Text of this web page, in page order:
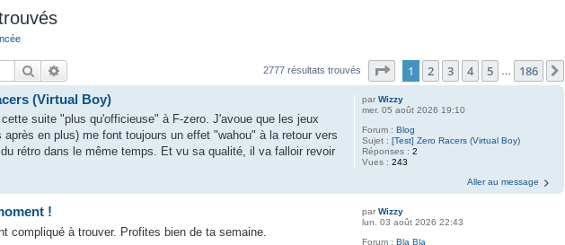
Rechercher 2777 résultats trouvés Page sur186
1 2 3 4 5 186
parWizzy
mer. 05 août 2026 19:10
Forum :Blog
Sujet :[Test] Zero Racers (Virtual Boy)
Réponses :2
Vues :243
(Virtual Boy)
suite "plus qu'officieuse" à F-zero. J'avoue que les jeux
après en plus) me font toujours un effet "wahou" à la retour vers
rétro dans le même temps. Et vu sa qualité, il va falloir revoir
Aller au message
parWizzy
lun. 03 août 2026 22:43
Forum :Bla Bla
!
compliqué à trouver. Profites bien de ta semaine.